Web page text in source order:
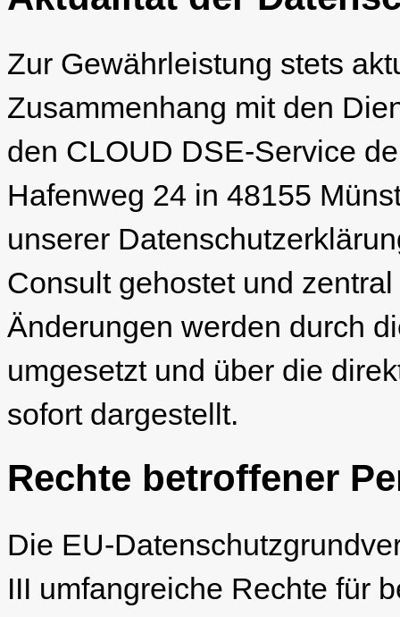
Zur Gewährleistung stets
Zusammenhang mit den
den CLOUD DSE-Service
Hafenweg 24 in 48155
unserer
Consult gehostet und
Änderungen werden durch
umgesetzt und über die
sofort dargestellt.
Rechte betroffener
Die EU-
III umfangreiche Rechte für